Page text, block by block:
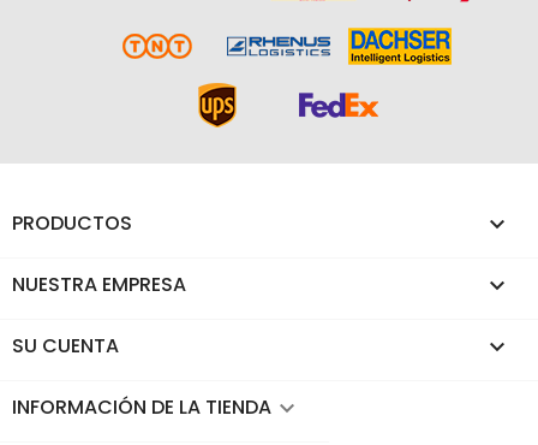
PRODUCTOS 
NUESTRA EMPRESA 
SU CUENTA 
INFORMACIÓN DE LA TIENDA keyboard_arrow_down